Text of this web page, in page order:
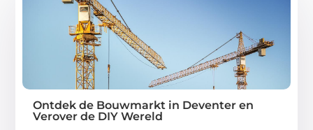
Ontdek de Bouwmarkt in Deventer en
Verover de DIY Wereld